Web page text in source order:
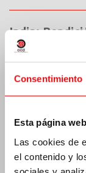
Consentimiento
Esta página
Las cookies de
el contenido y
India:
Carmeli»